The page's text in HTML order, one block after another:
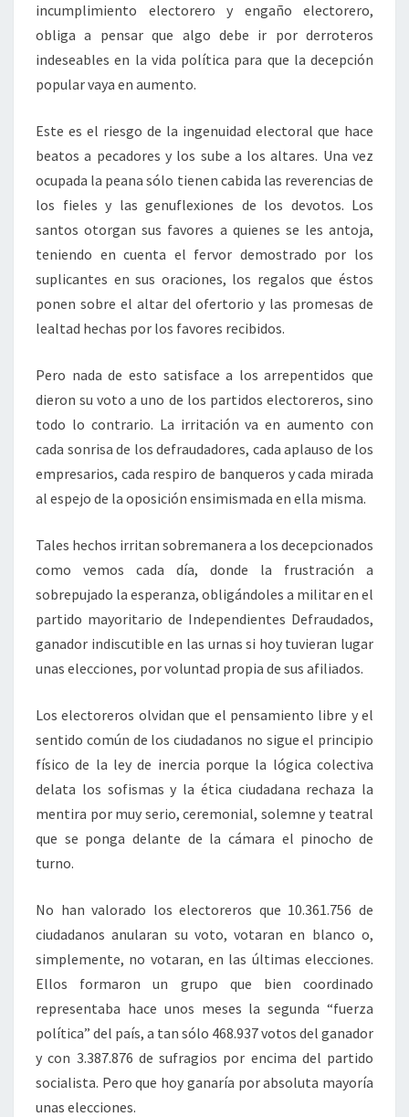
incumplimiento electorero y engaño electorero,
obliga a pensar que algo debe ir por derroteros
indeseables en la vida política para que la decepción
popular vaya en aumento.
Este es el riesgo de la ingenuidad electoral que hace
beatos a pecadores y los sube a los altares. Una vez
ocupada la peana sólo tienen cabida las reverencias de
los fieles y las genuflexiones de los devotos. Los
santos otorgan sus favores a quienes se les antoja,
teniendo en cuenta el fervor demostrado por los
suplicantes en sus oraciones, los regalos que éstos
ponen sobre el altar del ofertorio y las promesas de
lealtad hechas por los favores recibidos.
Pero nada de esto satisface a los arrepentidos que
dieron su voto a uno de los partidos electoreros, sino
todo lo contrario. La irritación va en aumento con
cada sonrisa de los defraudadores, cada aplauso de los
empresarios, cada respiro de banqueros y cada mirada
al espejo de la oposición ensimismada en ella misma.
Tales hechos irritan sobremanera a los decepcionados
como vemos cada día, donde la frustración a
sobrepujado la esperanza, obligándoles a militar en el
partido mayoritario de Independientes Defraudados,
ganador indiscutible en las urnas si hoy tuvieran lugar
unas elecciones, por voluntad propia de sus afiliados.
Los electoreros olvidan que el pensamiento libre y el
sentido común de los ciudadanos no sigue el principio
físico de la ley de inercia porque la lógica colectiva
delata los sofismas y la ética ciudadana rechaza la
mentira por muy serio, ceremonial, solemne y teatral
que se ponga delante de la cámara el pinocho de
turno.
No han valorado los electoreros que 10.361.756 de
ciudadanos anularan su voto, votaran en blanco o,
simplemente, no votaran, en las últimas elecciones.
Ellos formaron un grupo que bien coordinado
representaba hace unos meses la segunda “fuerza
política” del país, a tan sólo 468.937 votos del ganador
y con 3.387.876 de sufragios por encima del partido
socialista. Pero que hoy ganaría por absoluta mayoría
unas elecciones.